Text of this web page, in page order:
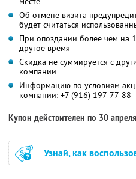
Об отмене визита
будет считаться
При опоздании более чем на
другое время
Скидка не суммируется с
компании
Информацию по условиям
компании: +7 (916) 197-77-88
Купон действителен по 30
Узнай, как